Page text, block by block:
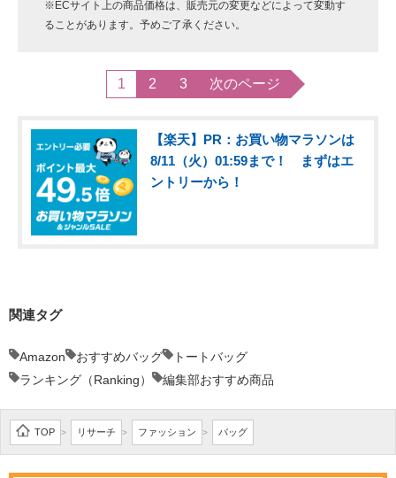
※ECサイト上の商品価格は、販売元の変更などによって変動す
ることがあります。予めご了承ください。
1 2 3 次のページ
【楽天】PR：お買い物マラソンは
8/11（火）01:59まで！ まずはエ
ントリーから！
関連タグ
Amazon おすすめバッグ
トートバッグ
ランキング（Ranking）
編集部おすすめ商品
TOP > リサーチ > ファッション > バッグ